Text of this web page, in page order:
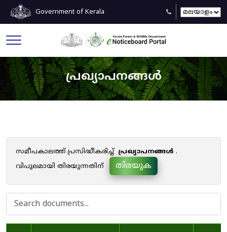
Government of Kerala
പ്രഖ്യാപനങ്ങൾ
സമീപകാലത്ത് പ്രസിദ്ധീകരിച്ച് പ്രഖ്യാപനങ്ങൾ .
വിപുലമായി തിരയുന്നതിന്
തിരയുക